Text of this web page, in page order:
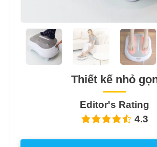
Thiết kế nhỏ
Editor's Rating
4.3